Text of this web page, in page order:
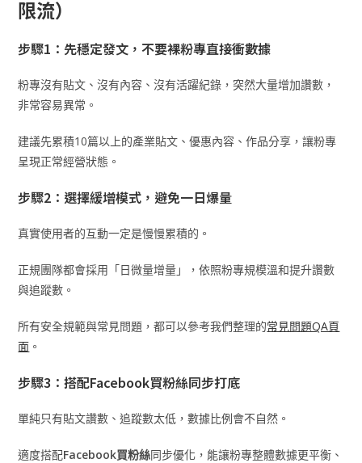
限流）
步驟1：先穩定發文，不要裸粉專直接衝數據
粉專沒有貼文、沒有內容、沒有活躍紀錄，突然大量增加讚數，
非常容易異常。
建議先累積10篇以上的產業貼文、優惠內容、作品分享，讓粉專
呈現正常經營狀態。
步驟2：選擇緩增模式，避免一日爆量
真實使用者的互動一定是慢慢累積的。
正規團隊都會採用「日微量增量」，依照粉專規模溫和提升讚數
與追蹤數。
所有安全規範與常見問題，都可以參考我們整理的常見問題QA頁
面 。
步驟3：搭配Facebook買粉絲同步打底
單純只有貼文讚數、追蹤數太低，數據比例會不自然。
適度搭配Facebook買粉絲同步優化，能讓粉專整體數據更平衡、